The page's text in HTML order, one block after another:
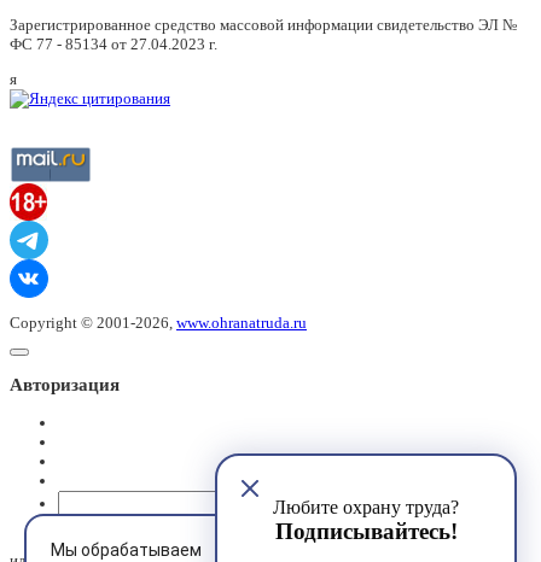
Мы обрабатываем
Любите охрану труда?
Подписывайтесь!
Зарегистрированное средство массовой информации свидетельство ЭЛ №
ФС 77 - 85134 от 27.04.2023 г.
я
Copyright © 2001-2026, www.ohranatruda.ru
Авторизация
@mail.ru